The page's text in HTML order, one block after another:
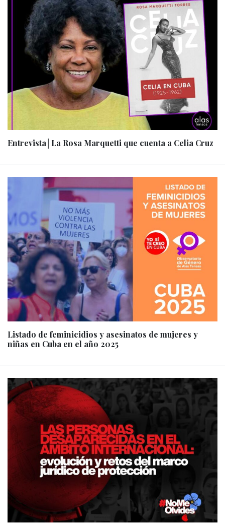
Entrevista│La Rosa Marquetti que cuenta a Celia Cruz
Listado de feminicidios y asesinatos de mujeres y
niñas en Cuba en el año 2025